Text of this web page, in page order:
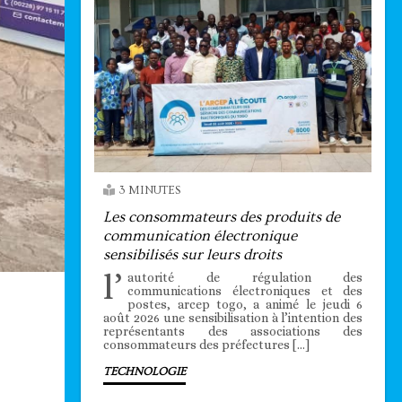
3 MINUTES
Les consommateurs des produits de
communication électronique
sensibilisés sur leurs droits
l’ autorité de régulation des
communications électroniques et des
postes, arcep togo, a animé le jeudi 6
août 2026 une sensibilisation à l’intention des
représentants des associations des
consommateurs des préfectures […]
TECHNOLOGIE